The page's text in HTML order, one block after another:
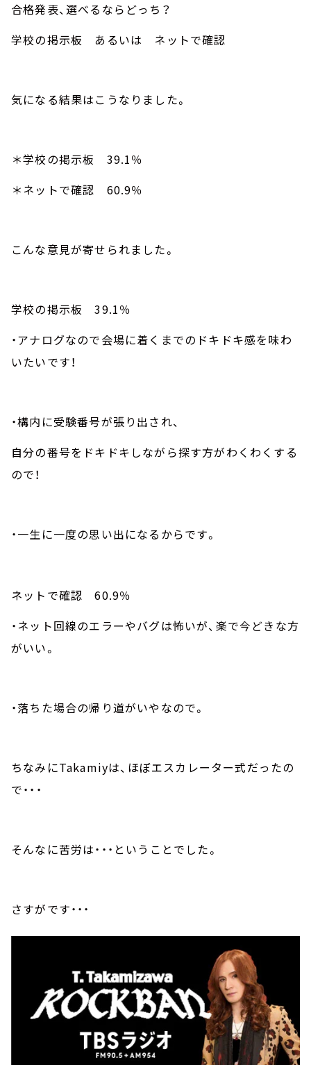
合格発表、選べるならどっち？
学校の掲示板 あるいは ネットで確認
気になる結果はこうなりました。
＊学校の掲示板 39.1％
＊ネットで確認 60.9％
こんな意見が寄せられました。
学校の掲示板39.1％
・アナログなので会場に着くまでのドキドキ感を味わ
いたいです！
・構内に受験番号が張り出され、
自分の番号をドキドキしながら探す方がわくわくする
ので！
・一生に一度の思い出になるからです。
ネットで確認60.9％
・ネット回線のエラーやバグは怖いが、楽で今どきな方
がいい。
・落ちた場合の帰り道がいやなので。
ちなみにTakamiyは、ほぼエスカレーター式だったの
で・・・
そんなに苦労は・・・ということでした。
さすがです・・・